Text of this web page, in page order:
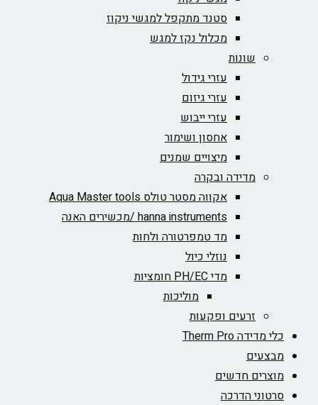
סטנד מתקפל למגשי ניקוז
מכלול נקז למגש
שונות
עזרי גידול
עזרי גיזום
עזרי ייבוש
אחסון ושימור
מיצויים שמנים
מדידה ובקרה
אקווה מסטר טולס Aqua Master tools
hanna instruments /מכשירים האנה
מד טמפרטורה ולחות
נוזלי כיול
מדי PH/EC חומציות
מוליכות
זרעים ופקעות
כלי מדידה Therm Pro
מבצעים
מוצרים חדשים
סרטוני הדרכה